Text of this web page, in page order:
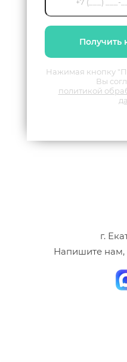
Получить
Нажимая кнопку
Вы
политикой
г.
Напишите нам,